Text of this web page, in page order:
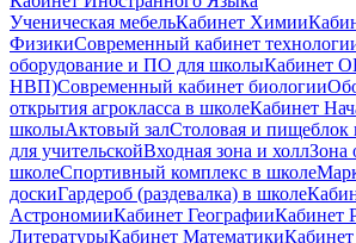
Ученическая мебельКабинет Химии
ФизикиСовременный кабинет
оборудование и ПО для школыКабинет
НВП)Современный кабинет биологии
открытия агрокласса в школеКабинет
школыАктовый залСтоловая и пищеблок
для учительскойВходная зона и холлЗона
школеСпортивный комплекс в школе
доскиГардероб (раздевалка) в школе
АстрономииКабинет ГеографииКабинет
ЛитературыКабинет Математики